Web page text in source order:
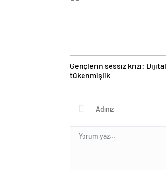
Gençlerin sessiz krizi: Dijital
tükenmişlik